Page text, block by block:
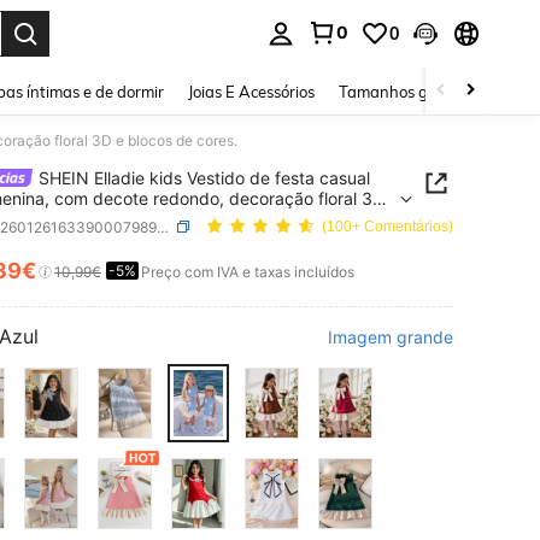
0 0
íntimas e de dormir Joias E Acessórios Tamanhos grandes
floral 3D e blocos de cores.
SHEIN Elladie kids Vestido de festa casual
com decote redondo, decoração floral 3D
de cores.
SKU: sk260126163390007989496 (100+ Comentários)
AND AVAILABILITY
10,99€ -5% Preço com IVA e taxas incluídos
Azul Imagem grande